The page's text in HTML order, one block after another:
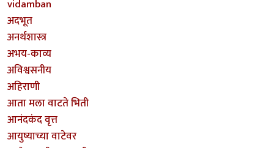
vidamban
अदभूत
अनर्थशास्त्र
अभय-काव्य
अविश्वसनीय
अहिराणी
आता मला वाटते भिती
आनंदकंद वृत्त
आयुष्याच्या वाटेवर